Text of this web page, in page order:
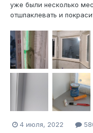
уже были несколько
отшпаклевать и
4 июля, 2022